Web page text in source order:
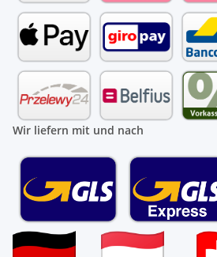
Wir liefern mit und nach